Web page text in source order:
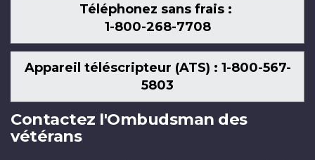
Téléphonez sans frais :
1-800-268-7708
Appareil téléscripteur (ATS) : 1-800-567-
5803
Contactez l'Ombudsman des
vétérans